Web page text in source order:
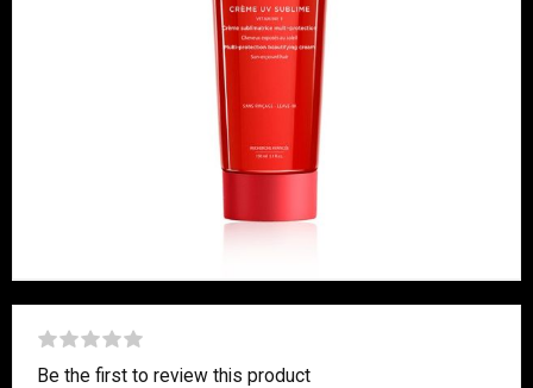
Be the first to review this product